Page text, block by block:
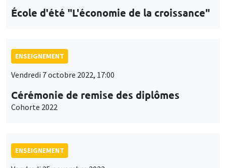
École d'été "L'économie de la croissance"
ENSEIGNEMENT
Vendredi 7 octobre 2022, 17:00
Cérémonie de remise des diplômes
Cohorte 2022
ENSEIGNEMENT